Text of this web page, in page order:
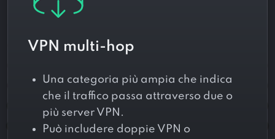
VPN multi-hop
Una categoria più ampia che indica
che il traffico passa attraverso due o
più server VPN.
Può includere doppie VPN o